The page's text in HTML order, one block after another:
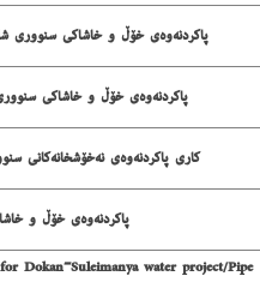
پاكردنه‌وه‌ی خۆڵ و خاشاكی سنووری
پاكردنه‌وه‌ی خۆڵ و خاشاكی
كاری پاكردنه‌وه‌ی نه‌خۆشخانه‌كانی
پاكردنه‌وه‌ی خۆڵ و
Dokan-Suleimanya water project/Pipe